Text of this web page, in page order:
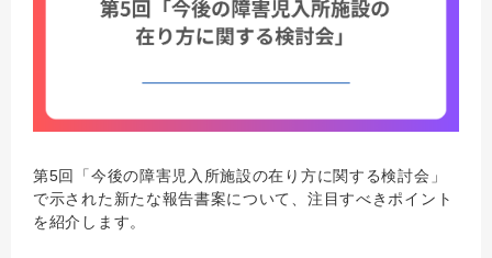
第5回「今後の障害児入所施設の在り方に関する検討会」
で示された新たな報告書案について、注目すべきポイント
を紹介します。